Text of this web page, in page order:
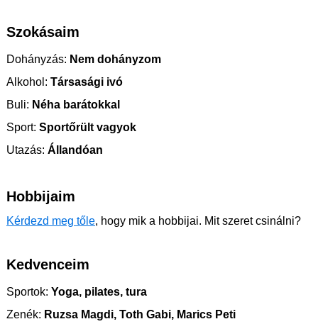
Szokásaim
Dohányzás: Nem dohányzom
Alkohol: Társasági ivó
Buli: Néha barátokkal
Sport: Sportőrült vagyok
Utazás: Állandóan
Hobbijaim
Kérdezd meg tőle, hogy mik a hobbijai. Mit szeret csinálni?
Kedvenceim
Sportok: Yoga, pilates, tura
Zenék: Ruzsa Magdi, Toth Gabi, Marics Peti